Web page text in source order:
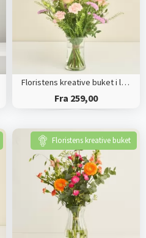
Floristens kreative buket i lyserøde nuancer
Fra 259,00
Floristens kreative buket